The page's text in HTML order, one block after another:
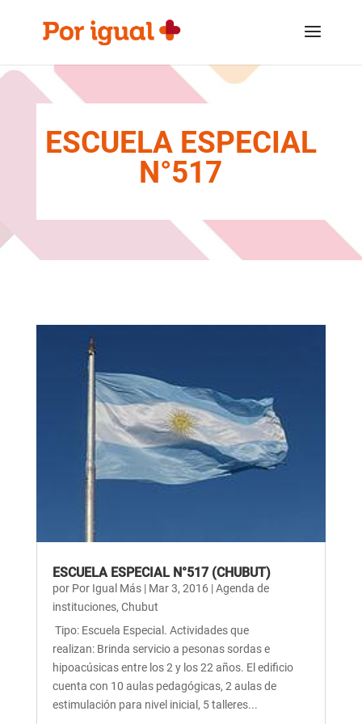
contenido
navegación
ESCUELA ESPECIAL
N°517
ESCUELA ESPECIAL N°517 (CHUBUT)
por Por Igual Más| Mar 3, 2016 |Agenda de
instituciones, Chubut
Tipo: Escuela Especial. Actividades que
realizan: Brinda servicio a pesonas sordas e
hipoacúsicas entre los 2 y los 22 años. El edificio
cuenta con 10 aulas pedagógicas, 2 aulas de
estimulación para nivel inicial, 5 talleres...